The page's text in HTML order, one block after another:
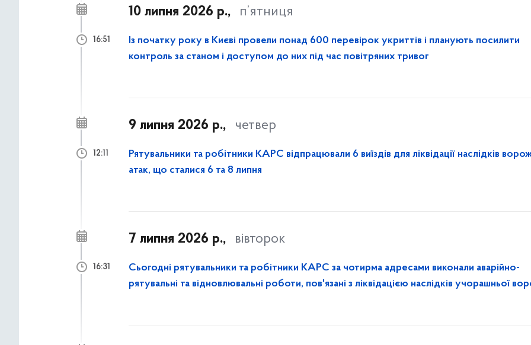
10 липня 2026 р., п’ятниця
Із початку року в Києві провели понад 600 перевірок укриттів і планують посилити
контроль за станом і доступом до них під час повітряних тривог
16:51
9 липня 2026 р., четвер
Рятувальники та робітники КАРС відпрацювали 6 виїздів для ліквідації наслідків
атак, що сталися 6 та 8 липня
12:11
7 липня 2026 р., вівторок
Сьогодні рятувальники та робітники КАРС за чотирма адресами виконали аварійно-
рятувальні та відновлювальні роботи, пов'язані з ліквідацією наслідків учорашньої
16:31